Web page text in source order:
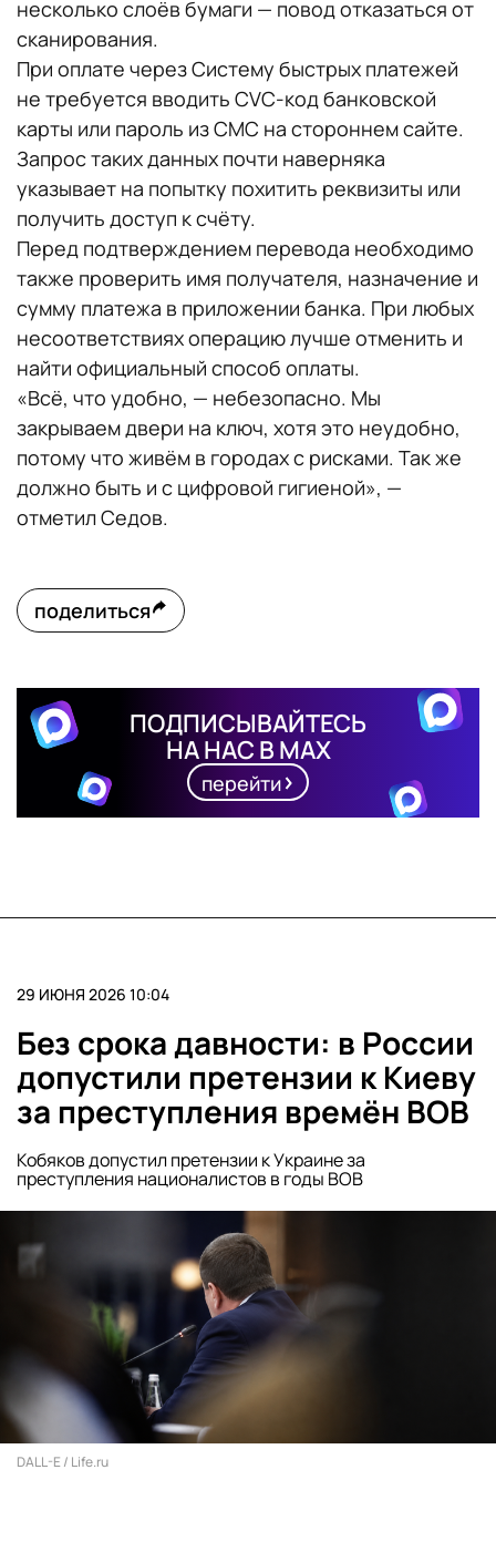
несколько слоёв бумаги — повод отказаться от
сканирования.
При оплате через Систему быстрых платежей
не требуется вводить CVC-код банковской
карты или пароль из СМС на стороннем сайте.
Запрос таких данных почти наверняка
указывает на попытку похитить реквизиты или
получить доступ к счёту.
Перед подтверждением перевода необходимо
также проверить имя получателя, назначение и
сумму платежа в приложении банка. При любых
несоответствиях операцию лучше отменить и
найти официальный способ оплаты.
«Всё, что удобно, — небезопасно. Мы
закрываем двери на ключ, хотя это неудобно,
потому что живём в городах с рисками. Так же
должно быть и с цифровой гигиеной», —
отметил Седов.
поделиться
ПОДПИСЫВАЙТЕСЬ
НА НАС В MAX
перейти
29 ИЮНЯ 2026 10:04
Без срока давности: в России
допустили претензии к Киеву
за преступления времён ВОВ
Кобяков допустил претензии к Украине за
преступления националистов в годы ВОВ
DALL-E / Life.ru